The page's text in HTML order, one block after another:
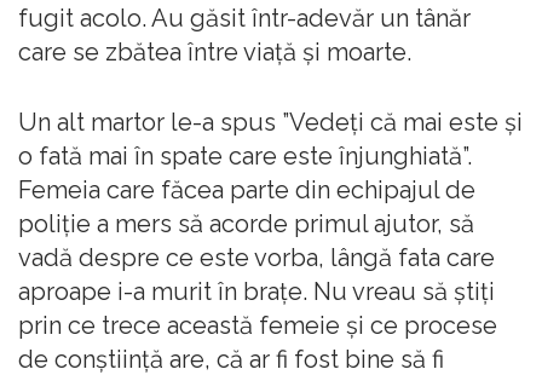
fugit acolo. Au găsit într-adevăr un tânăr
care se zbătea între viaţă şi moarte.
Un alt martor le-a spus ”Vedeţi că mai este şi
o fată mai în spate care este înjunghiată”.
Femeia care făcea parte din echipajul de
poliţie a mers să acorde primul ajutor, să
vadă despre ce este vorba, lângă fata care
aproape i-a murit în braţe. Nu vreau să ştiţi
prin ce trece această femeie şi ce procese
de conştiinţă are, că ar fi fost bine să fi